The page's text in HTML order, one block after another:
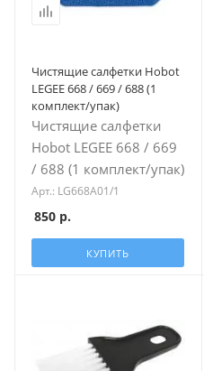
Чистящие салфетки Hobot
LEGEE 668 / 669 / 688 (1
комплект/упак)
Чистящие салфетки
Hobot LEGEE 668 / 669
/ 688 (1 комплект/упак)
Арт.: LG668A01/1
850 р.
КУПИТЬ